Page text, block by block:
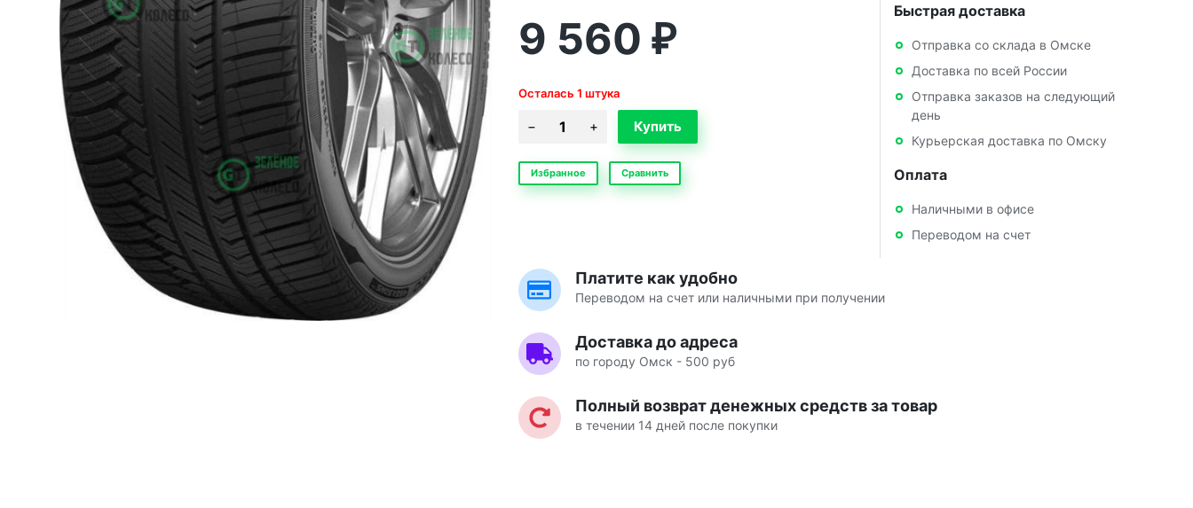
9 560 ₽
Осталась 1 штука
Избранное Сравнить
Быстрая доставка
Отправка со склада в Омске
Доставка по всей России
Отправка заказов на следующий
день
Курьерская доставка по Омску
Оплата
Наличными в офисе
Переводом на счет
Платите как удобно
Переводом на счет или наличными при получении
Доставка до адреса
по городу Омск - 500 руб
Полный возврат денежных средств за товар
в течении 14 дней после покупки